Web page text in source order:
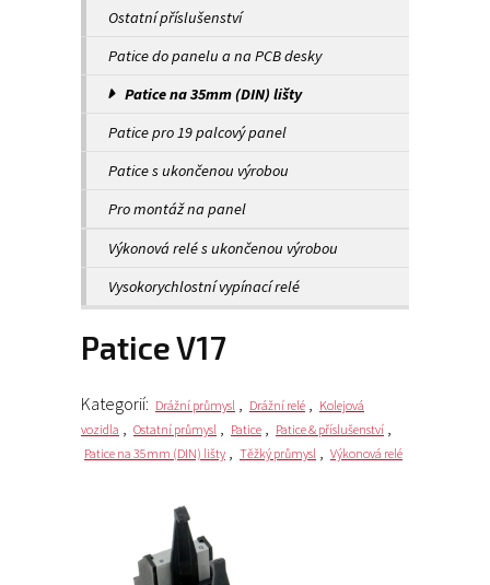
Ostatní příslušenství
Patice do panelu a na PCB desky
Patice na 35mm (DIN) lišty
Patice pro 19 palcový panel
Patice s ukončenou výrobou
Pro montáž na panel
Výkonová relé s ukončenou výrobou
Vysokorychlostní vypínací relé
Patice V17
Kategorií: Drážní průmysl , Drážní relé , Kolejová
vozidla , Ostatní průmysl , Patice , Patice & příslušenství ,
Patice na 35mm (DIN) lišty , Těžký průmysl , Výkonová relé